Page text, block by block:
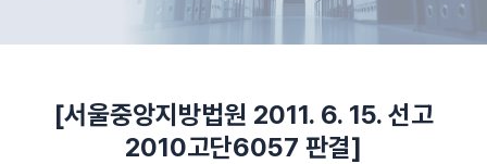
[서울중앙지방법원 2011. 6. 15. 선고
2010고단6057 판결]